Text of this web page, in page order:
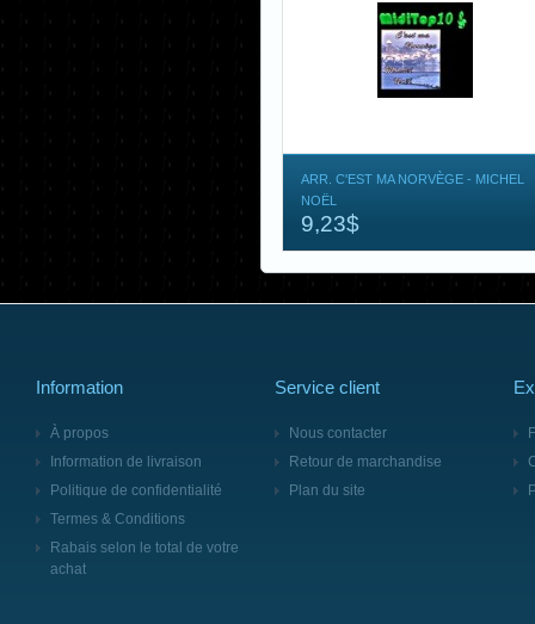
ARR. C'EST MA NORVÈGE - MICHEL
NOËL
9,23$
Information
À propos
Information de livraison
Politique de confidentialité
Termes & Conditions
Rabais selon le total de votre
achat
Service client
Nous contacter
Retour de marchandise
Plan du site